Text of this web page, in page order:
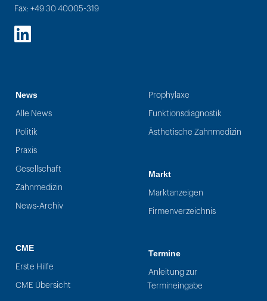
Fax: +49 30 40005-319
LinkedIn
News
Alle News
Politik
Praxis
Gesellschaft
Zahnmedizin
News-Archiv
CME
Erste Hilfe
CME Übersicht
Prophylaxe
Funktionsdiagnostik
Ästhetische Zahnmedizin
Markt
Marktanzeigen
Firmenverzeichnis
Termine
Anleitung zur
Termineingabe